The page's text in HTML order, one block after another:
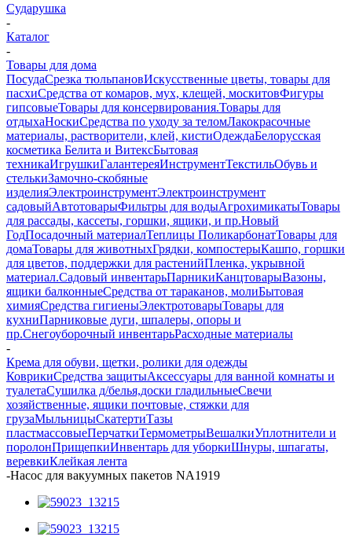
Сударушка
-
Каталог
-
Товары для дома
ПосудаСрезка тюльпановИскусственные цветы, товары для
пасхиСредства от комаров, мух, клещей, москитовФигуры
гипсовыеТовары для консервирования.Товары для
отдыхаНоскиСредства по уходу за теломЛакокрасочные
материалы, растворители, клей, кистиОдеждаБелорусская
косметика Белита и ВитексБытовая
техникаИгрушкиГалантереяИнструментТекстильОбувь и
стелькиЗамочно-скобяные
изделияЭлектроинструментЭлектроинструмент
садовыйАвтотоварыФильтры для водыАгрохимикатыТовары
для рассады, кассеты, горшки, ящики, и пр.Новый
ГодПосадочный материалТеплицы ПоликарбонатТовары для
домаТовары для животныхГрядки, компостерыКашпо, горшки
для цветов, поддержки для растенийПленка, укрывной
материал.Садовый инвентарьПарникиКанцтоварыВазоны,
ящики балконныеСредства от тараканов, молиБытовая
химияСредства гигиеныЭлектротоварыТовары для
кухниПарниковые дуги, шпалеры, опоры и
пр.Снегоуборочный инвентарьРасходные материалы
-
Крема для обуви, щетки, ролики для одежды
КоврикиСредства защитыАксессуары для ванной комнаты и
туалетаСушилка д/белья,доски гладильныеСвечи
хозяйственные, ящики почтовые, стяжки для
грузаМыльницыСкатертиТазы
пластмассовыеПерчаткиТермометрыВешалкиУплотнители и
поролонПрищепкиИнвентарь для уборкиШнуры, шпагаты,
веревкиКлейкая лента
-Насос для вакуумных пакетов NA1919